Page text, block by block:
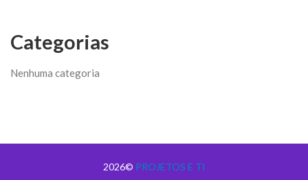
Categorias
Nenhuma categoria
2026© PROJETOS E TI